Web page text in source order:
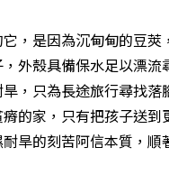
，是因為沉甸甸的豆莢
外殼具備保水足以漂流
，只為長途旅行尋找落
的家，只有把孩子送到
旱的刻苦阿信本質，順